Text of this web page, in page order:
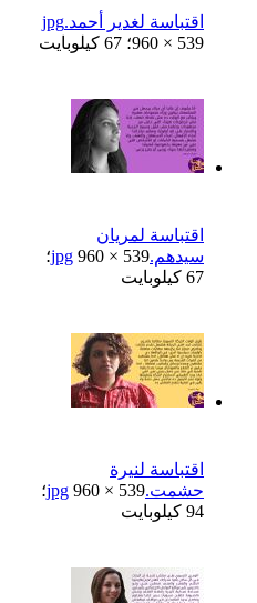
اقتباسة لغدير أحمد.jpg
960 × 539؛ 67 كيلوبايت
اقتباسة لمريان
سيدهم.jpg
960 × 539؛
67 كيلوبايت
اقتباسة لنيرة
حشمت.jpg
960 × 539؛
94 كيلوبايت